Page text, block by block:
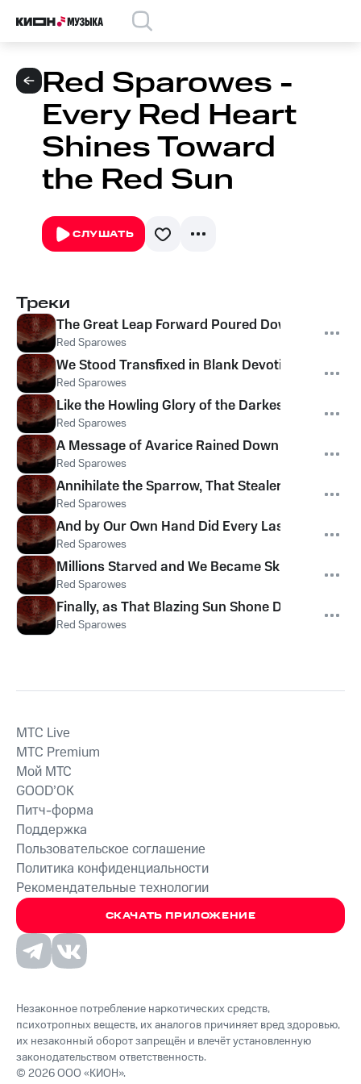
Red Sparowes -
Every Red Heart
Shines Toward
the Red Sun
СЛУШАТЬ
Треки
The Great Leap Forward Poured Down Upon
Red Sparowes
We Stood Transfixed in Blank Devotion as Our
Red Sparowes
Like the Howling Glory of the Darkest Winds,
Red Sparowes
A Message of Avarice Rained Down and
Red Sparowes
Annihilate the Sparrow, That Stealer of Seed,
Red Sparowes
And by Our Own Hand Did Every Last Bird Lie
Red Sparowes
Millions Starved and We Became Skinner and
Red Sparowes
Finally, as That Blazing Sun Shone Down Upon
Red Sparowes
СКАЧАТЬ ПРИЛОЖЕНИЕ
MTС Live
MTС Premium
Мой МТС
GOOD’OK
Питч-форма
Поддержка
Пользовательское соглашение
Политика конфиденциальности
Рекомендательные технологии
Незаконное потребление наркотических средств,
психотропных веществ, их аналогов причиняет вред здоровью,
их незаконный оборот запрещён и влечёт установленную
законодательством ответственность.
© 2026 ООО «КИОН».